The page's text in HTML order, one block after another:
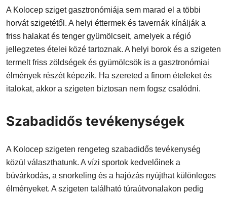
A Kolocep sziget gasztronómiája sem marad el a többi
horvát szigetétől. A helyi éttermek és tavernák kínálják a
friss halakat és tenger gyümölcseit, amelyek a régió
jellegzetes ételei közé tartoznak. A helyi borok és a szigeten
termelt friss zöldségek és gyümölcsök is a gasztronómiai
élmények részét képezik. Ha szereted a finom ételeket és
italokat, akkor a szigeten biztosan nem fogsz csalódni.
Szabadidős tevékenységek
A Kolocep szigeten rengeteg szabadidős tevékenység
közül választhatunk. A vízi sportok kedvelőinek a
búvárkodás, a snorkeling és a hajózás nyújthat különleges
élményeket. A szigeten található túraútvonalakon pedig